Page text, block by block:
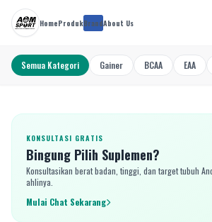
HomeProdukBrandAbout Us
Semua Kategori Gainer BCAA EAA
KONSULTASI GRATIS
Bingung Pilih Suplemen?
Konsultasikan berat badan, tinggi, dan target tubuh
ahlinya.
Mulai Chat Sekarang